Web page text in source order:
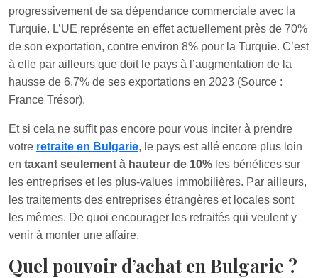
progressivement de sa dépendance commerciale avec la
Turquie. L’UE représente en effet actuellement près de 70%
de son exportation, contre environ 8% pour la Turquie. C’est
à elle par ailleurs que doit le pays à l’augmentation de la
hausse de 6,7% de ses exportations en 2023 (Source :
France Trésor).
Et si cela ne suffit pas encore pour vous inciter à prendre
votre retraite en Bulgarie, le pays est allé encore plus loin
en taxant seulement à hauteur de 10% les bénéfices sur
les entreprises et les plus-values immobilières. Par ailleurs,
les traitements des entreprises étrangères et locales sont
les mêmes. De quoi encourager les retraités qui veulent y
venir à monter une affaire.
Quel pouvoir d’achat en Bulgarie ?